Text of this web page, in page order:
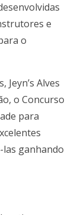
e
o
Alves
o Concurso
para
las ganhando